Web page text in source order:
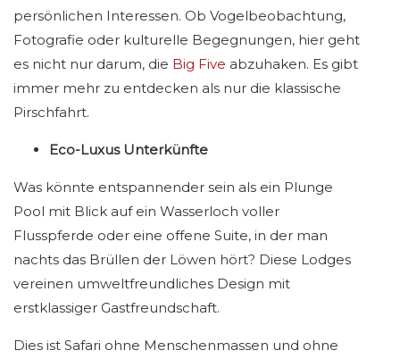
persönlichen Interessen. Ob Vogelbeobachtung,
Fotografie oder kulturelle Begegnungen, hier geht
es nicht nur darum, die Big Five abzuhaken. Es gibt
immer mehr zu entdecken als nur die klassische
Pirschfahrt.
Eco-Luxus Unterkünfte
Was könnte entspannender sein als ein Plunge
Pool mit Blick auf ein Wasserloch voller
Flusspferde oder eine offene Suite, in der man
nachts das Brüllen der Löwen hört? Diese Lodges
vereinen umweltfreundliches Design mit
erstklassiger Gastfreundschaft.
Dies ist Safari ohne Menschenmassen und ohne